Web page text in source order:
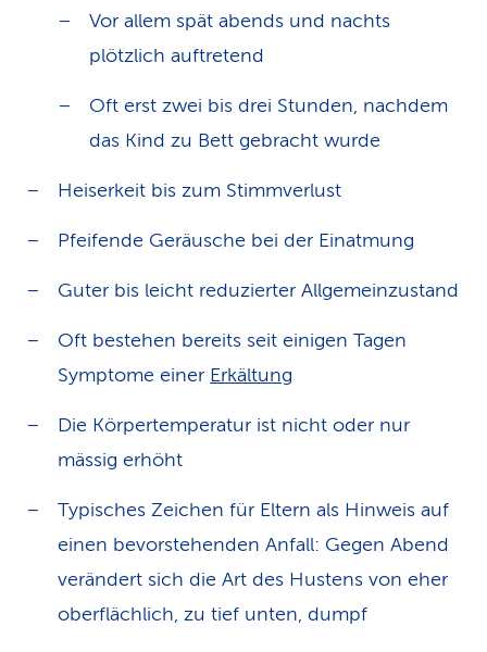
Vor allem spät abends und nachts
plötzlich auftretend
Oft erst zwei bis drei Stunden, nachdem
das Kind zu Bett gebracht wurde
Heiserkeit bis zum Stimmverlust
Pfeifende Geräusche bei der Einatmung
Guter bis leicht reduzierter Allgemeinzustand
Oft bestehen bereits seit einigen Tagen
Symptome einer Erkältung
Die Körpertemperatur ist nicht oder nur
mässig erhöht
Typisches Zeichen für Eltern als Hinweis auf
einen bevorstehenden Anfall: Gegen Abend
verändert sich die Art des Hustens von eher
oberflächlich, zu tief unten, dumpf